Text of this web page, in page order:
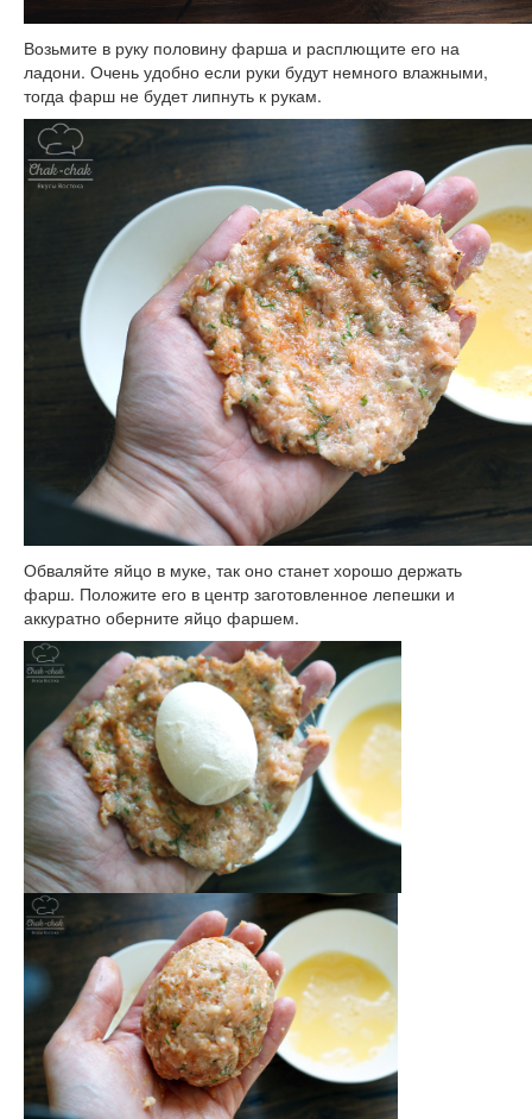
Возьмите в руку половину фарша и расплющите его на
ладони. Очень удобно если руки будут немного влажными,
тогда фарш не будет липнуть к рукам.
Обваляйте яйцо в муке, так оно станет хорошо держать
фарш. Положите его в центр заготовленное лепешки и
аккуратно оберните яйцо фаршем.